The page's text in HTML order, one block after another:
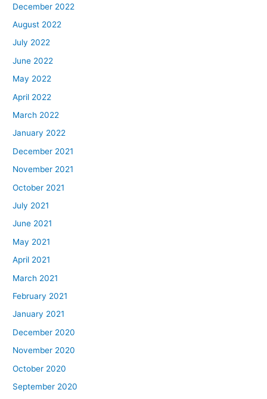
December 2022
August 2022
July 2022
June 2022
May 2022
April 2022
March 2022
January 2022
December 2021
November 2021
October 2021
July 2021
June 2021
May 2021
April 2021
March 2021
February 2021
January 2021
December 2020
November 2020
October 2020
September 2020